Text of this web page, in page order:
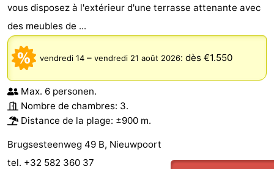
vous disposez à l'extérieur d'une terrasse attenante avec
des meubles de ...
vendredi 14 – vendredi 21 août 2026: dès €1.550
Max. 6 personen.
Nombre de chambres: 3.
Distance de la plage: ±900 m.
Brugsesteenweg 49 B, Nieuwpoort
tel. +32 582 360 37